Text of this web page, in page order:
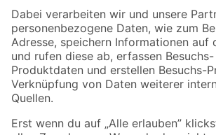
Zahlungsarten
Sicher einkaufen